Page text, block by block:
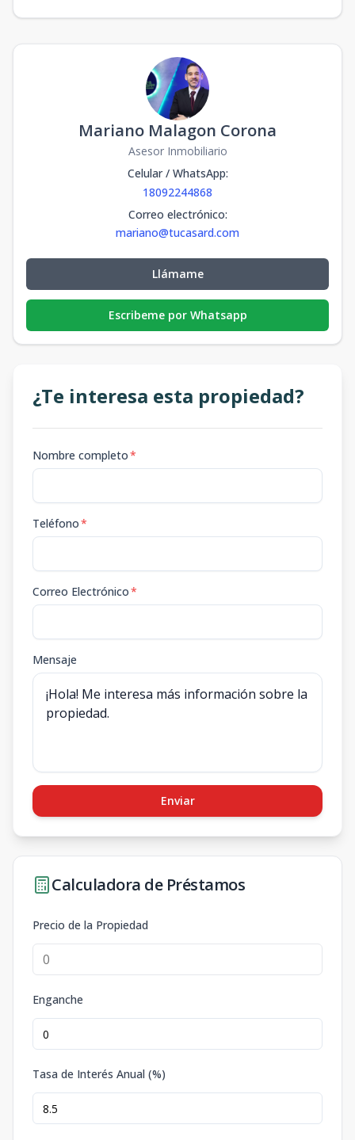
Mariano Malagon Corona
Asesor Inmobiliario
Celular / WhatsApp:
18092244868
Correo electrónico:
mariano@tucasard.com
Llámame
Escribeme por Whatsapp
¿Te interesa esta propiedad?
Nombre completo*
Teléfono*
Correo Electrónico*
Mensaje
Enviar
Calculadora de Préstamos
Precio de la Propiedad
Enganche
Tasa de Interés Anual (%)